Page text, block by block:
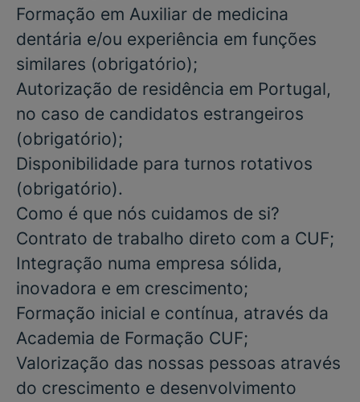
Formação em Auxiliar de medicina
dentária e/ou experiência em funções
similares (obrigatório);
Autorização de residência em Portugal,
no caso de candidatos estrangeiros
(obrigatório);
Disponibilidade para turnos rotativos
(obrigatório).
Como é que nós cuidamos de si?
Contrato de trabalho direto com a CUF;
Integração numa empresa sólida,
inovadora e em crescimento;
Formação inicial e contínua, através da
Academia de Formação CUF;
Valorização das nossas pessoas através
do crescimento e desenvolvimento